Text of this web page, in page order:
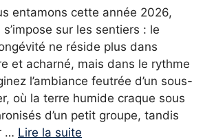
entamons cette année 2026,
sur les sentiers : le
ne réside plus dans
et acharné, mais dans le rythme
l’ambiance feutrée d’un sous-
où la terre humide craque sous
d’un petit groupe, tandis
… Lire la suite